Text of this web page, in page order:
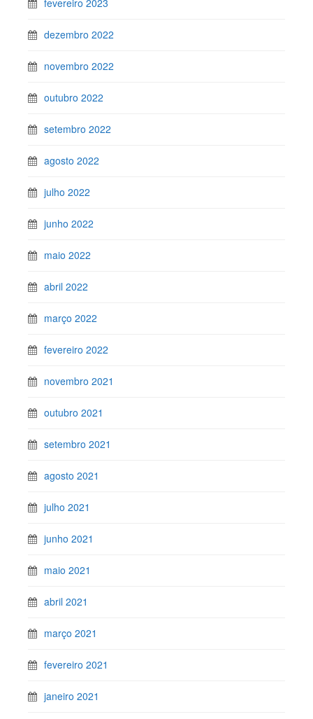
dezembro 2022
novembro 2022
outubro 2022
setembro 2022
agosto 2022
julho 2022
junho 2022
maio 2022
abril 2022
março 2022
fevereiro 2022
novembro 2021
outubro 2021
setembro 2021
agosto 2021
julho 2021
junho 2021
maio 2021
abril 2021
março 2021
fevereiro 2021
janeiro 2021